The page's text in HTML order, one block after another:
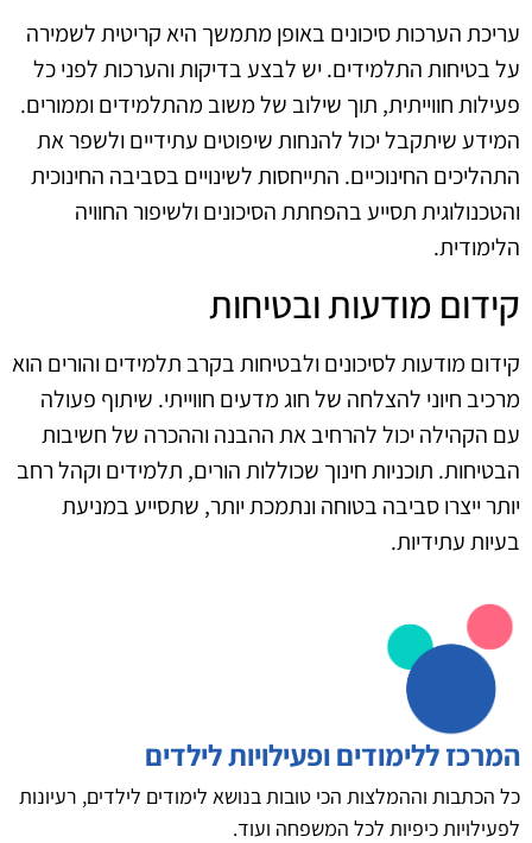
עריכת הערכות סיכונים באופן מתמשך היא קריטית לשמירה
על בטיחות התלמידים. יש לבצע בדיקות והערכות לפני כל
פעילות חווייתית, תוך שילוב של משוב מהתלמידים וממורים.
המידע שיתקבל יכול להנחות שיפוטים עתידיים ולשפר את
התהליכים החינוכיים. התייחסות לשינויים בסביבה החינוכית
והטכנולוגית תסייע בהפחתת הסיכונים ולשיפור החוויה
הלימודית.
קידום מודעות ובטיחות
קידום מודעות לסיכונים ולבטיחות בקרב תלמידים והורים הוא
מרכיב חיוני להצלחה של חוג מדעים חווייתי. שיתוף פעולה
עם הקהילה יכול להרחיב את ההבנה וההכרה של חשיבות
הבטיחות. תוכניות חינוך שכוללות הורים, תלמידים וקהל רחב
יותר ייצרו סביבה בטוחה ונתמכת יותר, שתסייע במניעת
בעיות עתידיות.
המרכז ללימודים ופעילויות לילדים
כל הכתבות וההמלצות הכי טובות בנושא לימודים לילדים, רעיונות
לפעילויות כיפיות לכל המשפחה ועוד.